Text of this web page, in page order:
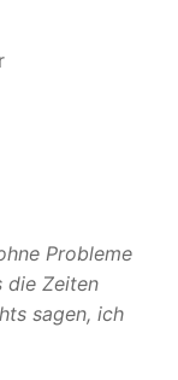
Probleme
die Zeiten
sagen, ich